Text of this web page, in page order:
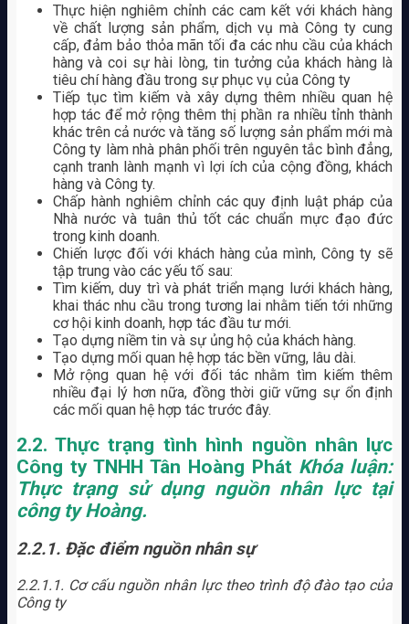
Thực hiện nghiêm chỉnh các cam kết với khách hàng
về chất lượng sản phẩm, dịch vụ mà Công ty cung
cấp, đảm bảo thỏa mãn tối đa các nhu cầu của khách
hàng và coi sự hài lòng, tin tưởng của khách hàng là
tiêu chí hàng đầu trong sự phục vụ của Công ty
Tiếp tục tìm kiếm và xây dựng thêm nhiều quan hệ
hợp tác để mở rộng thêm thị phần ra nhiều tỉnh thành
khác trên cả nước và tăng số lượng sản phẩm mới mà
Công ty làm nhà phân phối trên nguyên tắc bình đẳng,
cạnh tranh lành mạnh vì lợi ích của cộng đồng, khách
hàng và Công ty.
Chấp hành nghiêm chỉnh các quy định luật pháp của
Nhà nước và tuân thủ tốt các chuẩn mực đạo đức
trong kinh doanh.
Chiến lược đối với khách hàng của mình, Công ty sẽ
tập trung vào các yếu tố sau:
Tìm kiếm, duy trì và phát triển mạng lưới khách hàng,
khai thác nhu cầu trong tương lai nhằm tiến tới những
cơ hội kinh doanh, hợp tác đầu tư mới.
Tạo dựng niềm tin và sự ủng hộ của khách hàng.
Tạo dựng mối quan hệ hợp tác bền vững, lâu dài.
Mở rộng quan hệ với đối tác nhằm tìm kiếm thêm
nhiều đại lý hơn nữa, đồng thời giữ vững sự ổn định
các mối quan hệ hợp tác trước đây.
2.2. Thực trạng tình hình nguồn nhân lực
Công ty TNHH Tân Hoàng Phát Khóa luận:
Thực trạng sử dụng nguồn nhân lực tại
công ty Hoàng.
2.2.1. Đặc điểm nguồn nhân sự
2.2.1.1. Cơ cấu nguồn nhân lực theo trình độ đào tạo của
Công ty